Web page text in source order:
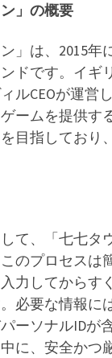
」の概要
」は、2015年
ドです。イギ
ルCEOが運営
ームを提供す
目指しており
て、「七七タ
のプロセスは
力してからす
必要な情報に
ーソナルIDが
に、安全かつ